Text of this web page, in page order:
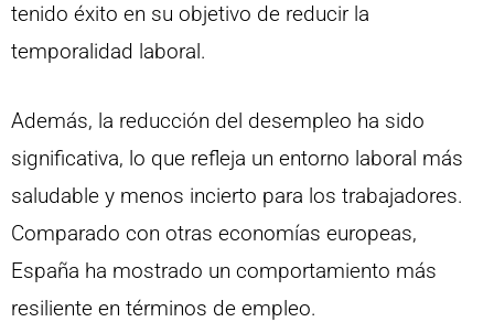
tenido éxito en su objetivo de reducir la
temporalidad laboral.
Además, la reducción del desempleo ha sido
significativa, lo que refleja un entorno laboral más
saludable y menos incierto para los trabajadores.
Comparado con otras economías europeas,
España ha mostrado un comportamiento más
resiliente en términos de empleo.